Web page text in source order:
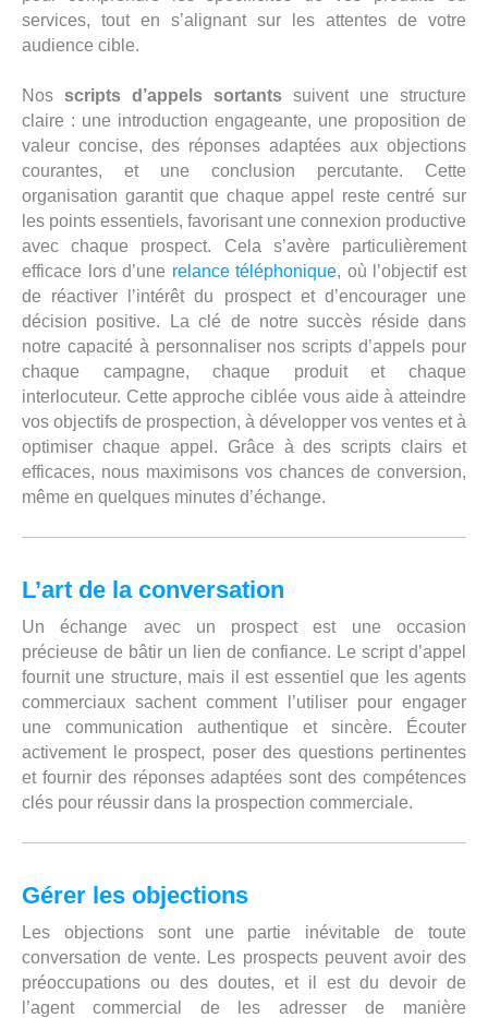
services, tout en s’alignant sur les attentes de votre
audience cible.
Nos scripts d’appels sortants suivent une structure
claire : une introduction engageante, une proposition de
valeur concise, des réponses adaptées aux objections
courantes, et une conclusion percutante. Cette
organisation garantit que chaque appel reste centré sur
les points essentiels, favorisant une connexion productive
avec chaque prospect. Cela s’avère particulièrement
efficace lors d’une relance téléphonique, où l’objectif est
de réactiver l’intérêt du prospect et d’encourager une
décision positive. La clé de notre succès réside dans
notre capacité à personnaliser nos scripts d’appels pour
chaque campagne, chaque produit et chaque
interlocuteur. Cette approche ciblée vous aide à atteindre
vos objectifs de prospection, à développer vos ventes et à
optimiser chaque appel. Grâce à des scripts clairs et
efficaces, nous maximisons vos chances de conversion,
même en quelques minutes d’échange.
L’art de la conversation
Un échange avec un prospect est une occasion
précieuse de bâtir un lien de confiance. Le script d’appel
fournit une structure, mais il est essentiel que les agents
commerciaux sachent comment l’utiliser pour engager
une communication authentique et sincère. Écouter
activement le prospect, poser des questions pertinentes
et fournir des réponses adaptées sont des compétences
clés pour réussir dans la prospection commerciale.
Gérer les objections
Les objections sont une partie inévitable de toute
conversation de vente. Les prospects peuvent avoir des
préoccupations ou des doutes, et il est du devoir de
l’agent commercial de les adresser de manière